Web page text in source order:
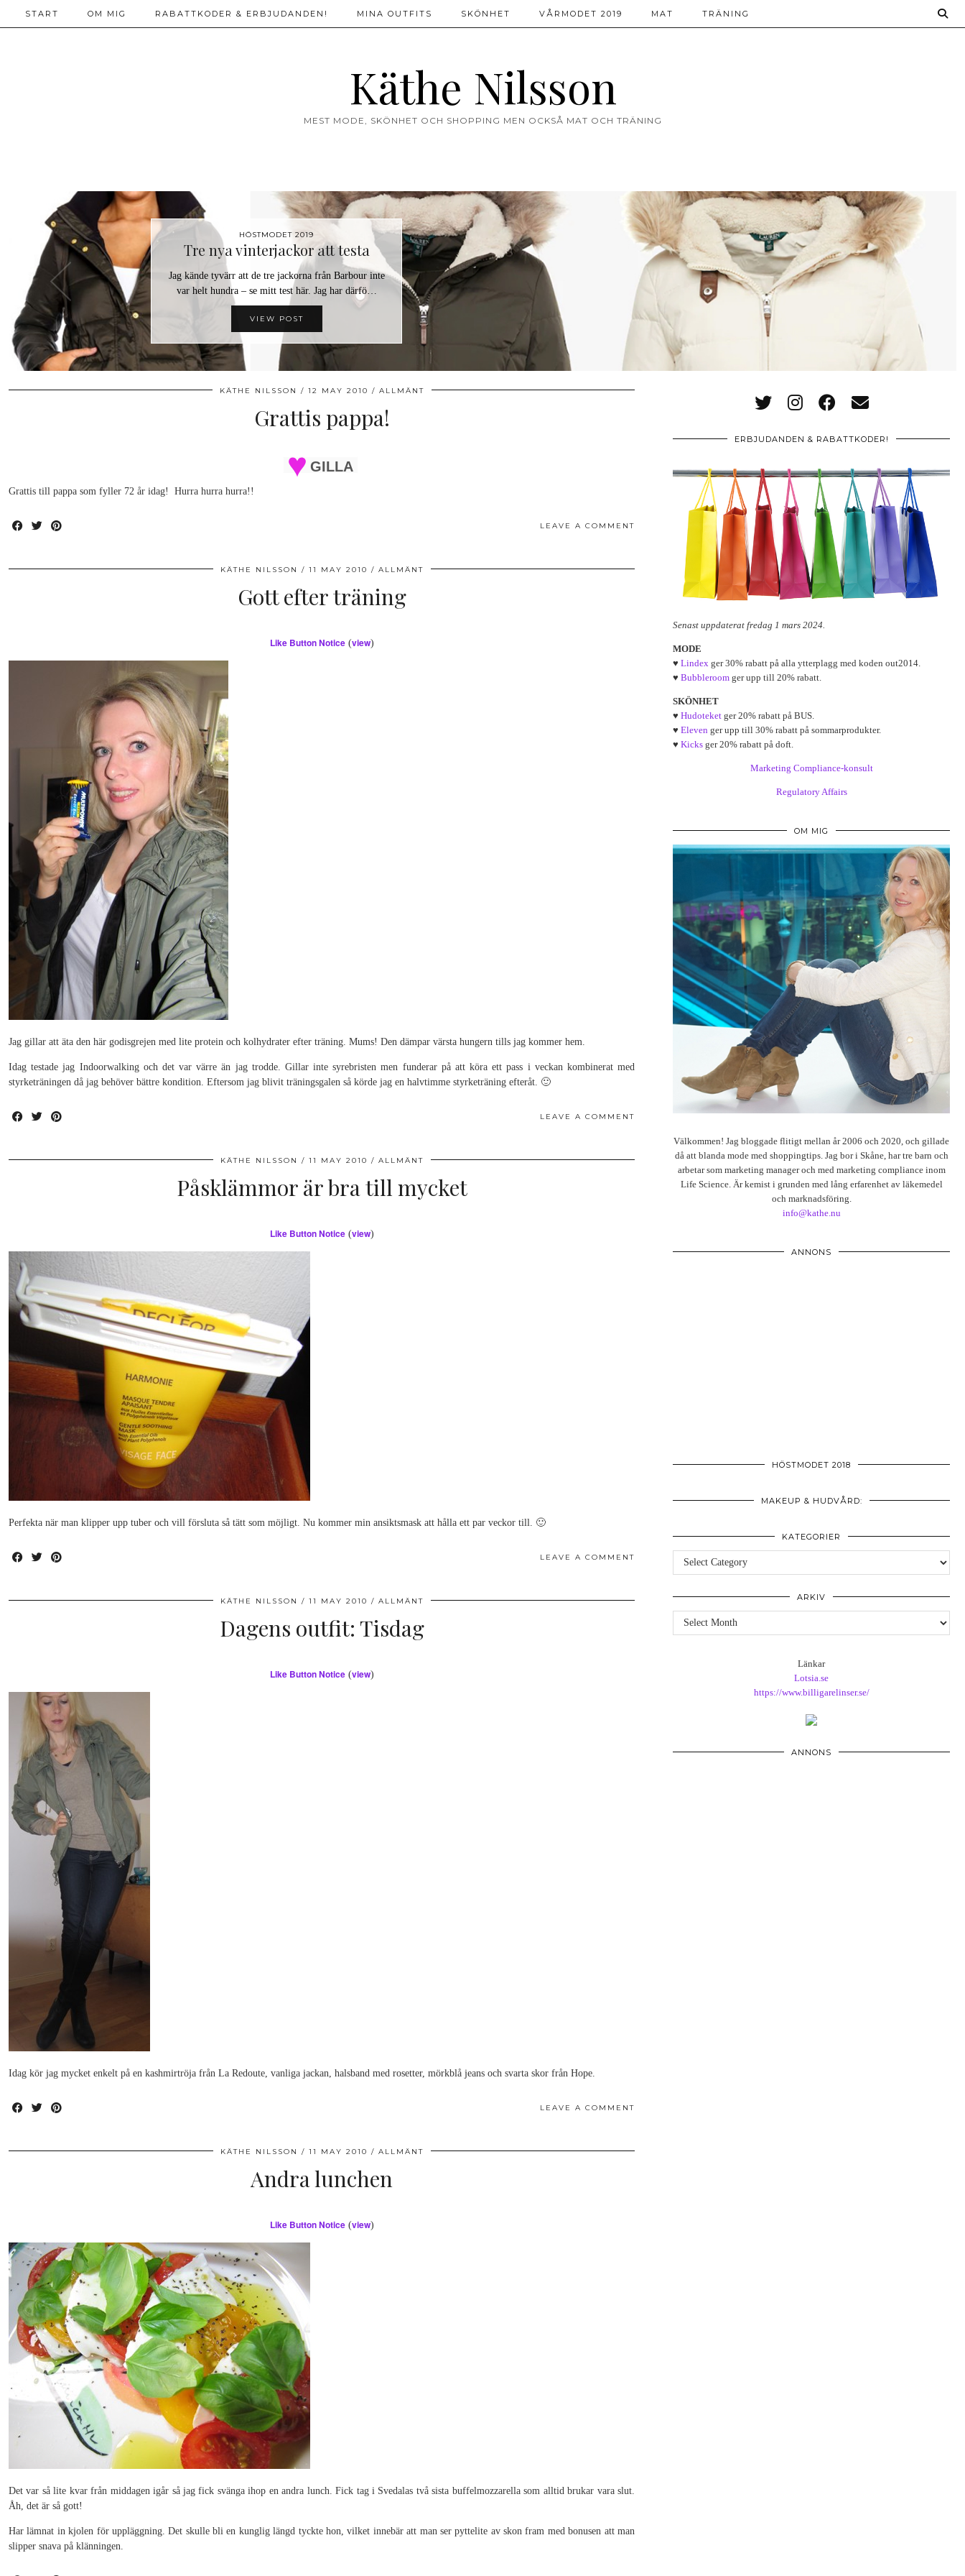
Käthe Nilsson
MEST MODE, SKÖNHET OCH SHOPPING MEN OCKSÅ MAT OCH TRÄNING
START OM MIG RABATTKODER & ERBJUDANDEN! MINA OUTFITS SKÖNHET VÅRMODET 2019 MAT TRÄNING
HÖSTMODET 2019
Tre nya vinterjackor att testa
Jag kände tyvärr att de tre jackorna från Barbour inte
var helt hundra – se mitt test här. Jag har därfö…
VIEW POST
KÄTHE NILSSON 12 MAY 2010 ALLMÄNT
Grattis pappa!
GILLA
Grattis till pappa som fyller 72 år idag! Hurra hurra hurra!!
LEAVE A COMMENT
KÄTHE NILSSON 11 MAY 2010 ALLMÄNT
Gott efter träning
Like Button Notice(view)
Jag gillar att äta den här godisgrejen med lite protein och kolhydrater efter träning. Mums! Den dämpar värsta hungern tills jag kommer hem.
Idag testade jag Indoorwalking och det var värre än jag trodde. Gillar inte syrebristen men funderar på att köra ett pass i veckan kombinerat med
styrketräningen då jag behöver bättre kondition. Eftersom jag blivit träningsgalen så körde jag en halvtimme styrketräning efteråt. 🙂
LEAVE A COMMENT
KÄTHE NILSSON 11 MAY 2010 ALLMÄNT
Påsklämmor är bra till mycket
Like Button Notice(view)
Perfekta när man klipper upp tuber och vill försluta så tätt som möjligt. Nu kommer min ansiktsmask att hålla ett par veckor till. 🙂
LEAVE A COMMENT
KÄTHE NILSSON 11 MAY 2010 ALLMÄNT
Dagens outfit: Tisdag
Like Button Notice(view)
Idag kör jag mycket enkelt på en kashmirtröja från La Redoute, vanliga jackan, halsband med rosetter, mörkblå jeans och svarta skor från Hope.
LEAVE A COMMENT
KÄTHE NILSSON 11 MAY 2010 ALLMÄNT
Andra lunchen
Like Button Notice(view)
Det var så lite kvar från middagen igår så jag fick svänga ihop en andra lunch. Fick tag i Svedalas två sista buffelmozzarella som alltid brukar vara slut.
Åh, det är så gott!
Har lämnat in kjolen för uppläggning. Det skulle bli en kunglig längd tyckte hon, vilket innebär att man ser pyttelite av skon fram med bonusen att man
slipper snava på klänningen.
ERBJUDANDEN & RABATTKODER!
Senast uppdaterat fredag 1 mars 2024.
MODE
♥ Lindex ger 30% rabatt på alla ytterplagg med koden out2014.
♥ Bubbleroom ger upp till 20% rabatt.
SKÖNHET
♥ Hudoteket ger 20% rabatt på BUS.
♥ Eleven ger upp till 30% rabatt på sommarprodukter.
♥ Kicks ger 20% rabatt på doft.
Marketing Compliance-konsult
Regulatory Affairs
OM MIG
Välkommen! Jag bloggade flitigt mellan år 2006 och 2020, och gillade
då att blanda mode med shoppingtips. Jag bor i Skåne, har tre barn och
arbetar som marketing manager och med marketing compliance inom
Life Science. Är kemist i grunden med lång erfarenhet av läkemedel
och marknadsföring.
info@kathe.nu
ANNONS
HÖSTMODET 2018
MAKEUP & HUDVÅRD:
KATEGORIER
Kategorier
ARKIV
Arkiv
Länkar
Lotsia.se
https://www.billigarelinser.se/
ANNONS